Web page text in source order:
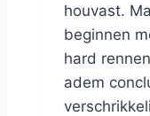
houvast.
beginnen
hard
adem